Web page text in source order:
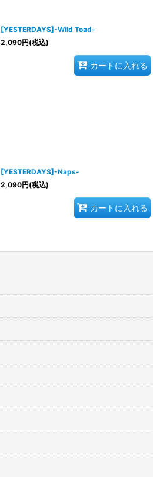
[YESTERDAYS]-Wild Toad-
2,090円(税込)
カートに入れる
[YESTERDAYS]-Naps-
2,090円(税込)
カートに入れる